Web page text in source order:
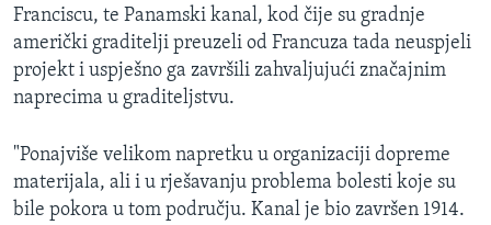
Franciscu, te Panamski kanal, kod čije su gradnje
američki graditelji preuzeli od Francuza tada neuspjeli
projekt i uspješno ga završili zahvaljujući značajnim
naprecima u graditeljstvu.
"Ponajviše velikom napretku u organizaciji dopreme
materijala, ali i u rješavanju problema bolesti koje su
bile pokora u tom području. Kanal je bio završen 1914.